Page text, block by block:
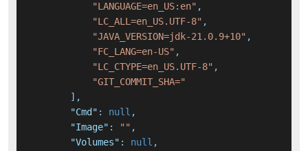
"LANGUAGE=en_US:en" ,
"LC_ALL=en_US.UTF-8" ,
"JAVA_VERSION=jdk-21.0.9+10" ,
"FC_LANG=en-US" ,
"LC_CTYPE=en_US.UTF-8" ,
"GIT_COMMIT_SHA="
] ,
"Cmd" : null ,
"Image" : "" ,
"Volumes" : null ,